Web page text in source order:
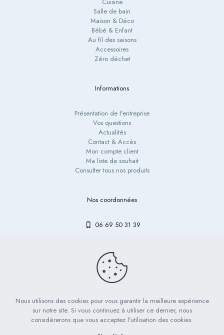
Salle de bain
Maison & Déco
Bébé & Enfant
Au fil des saisons
Accessoires
Zéro déchet
Informations
Présentation de l'entreprise
Vos questions
Actualités
Contact & Accès
Mon compte client
Ma liste de souhait
Consulter tous nos produits
Nos coordonnées
06 69 50 31 39
© 2023 Bibou & Lulu - Tous droits réservés | Réalisé par
LICOM
Développement
Nous utilisons des cookies pour vous garantir la meilleure expérience
sur notre site. Si vous continuez à utiliser ce dernier, nous
considérerons que vous acceptez l'utilisation des cookies.